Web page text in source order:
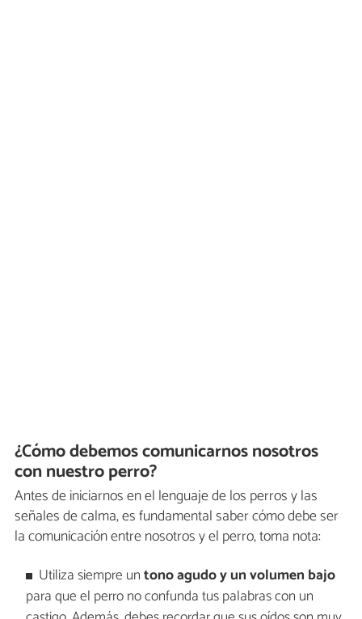
¿Cómo debemos comunicarnos nosotros
con nuestro perro?
Antes de iniciarnos en el lenguaje de los perros y las
señales de calma, es fundamental saber cómo debe ser
la comunicación entre nosotros y el perro, toma nota:
Utiliza siempre untono agudo y un volumen bajo
para que el perro no confunda tus palabras con un